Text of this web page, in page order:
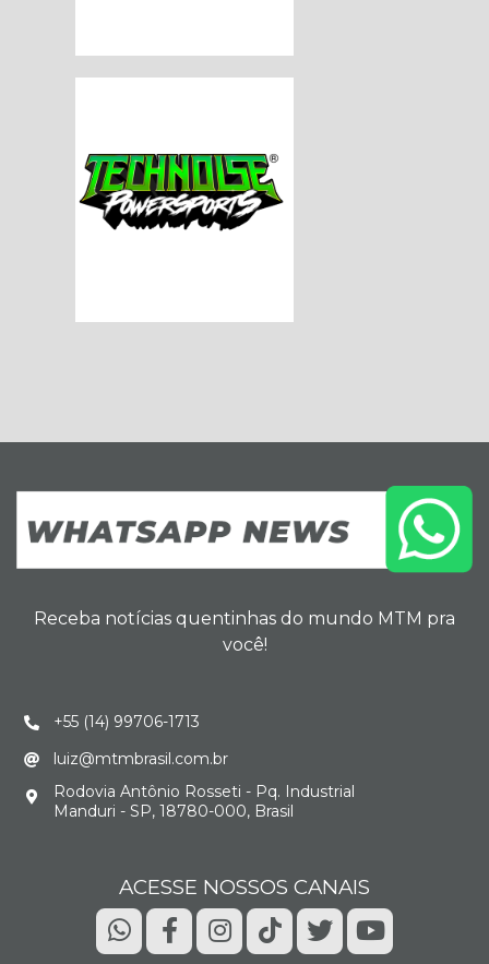
Receba notícias quentinhas do mundo MTM pra
você!
+55 (14) 99706-1713
luiz@mtmbrasil.com.br
Rodovia Antônio Rosseti - Pq. Industrial
Manduri - SP, 18780-000, Brasil
ACESSE NOSSOS CANAIS